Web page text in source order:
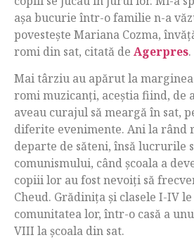
așa bucurie într-o familie n-a
povestește Mariana Cozma,
romi din sat, citată de Agerpres.
Mai târziu au apărut la
romi muzicanți, aceștia fiind, de
aveau curajul să meargă în sat,
diferite evenimente. Ani la rând
departe de săteni, însă lucrurile
comunismului, când școala a
copiii lor au fost nevoiți să
Cheud. Grădinița și clasele I-IV
comunitatea lor, într-o casă a
VIII la școala din sat.